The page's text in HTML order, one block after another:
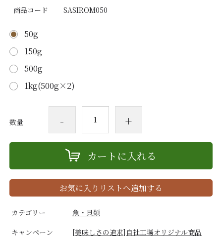
商品コード SASIROM050
50g
150g
500g
1kg(500g×2)
数量 - +
カートに入れる
お気に入りリストへ追加する
カテゴリー
魚・貝類
キャンペーン
[美味しさの追求]自社工場オリジナル商品